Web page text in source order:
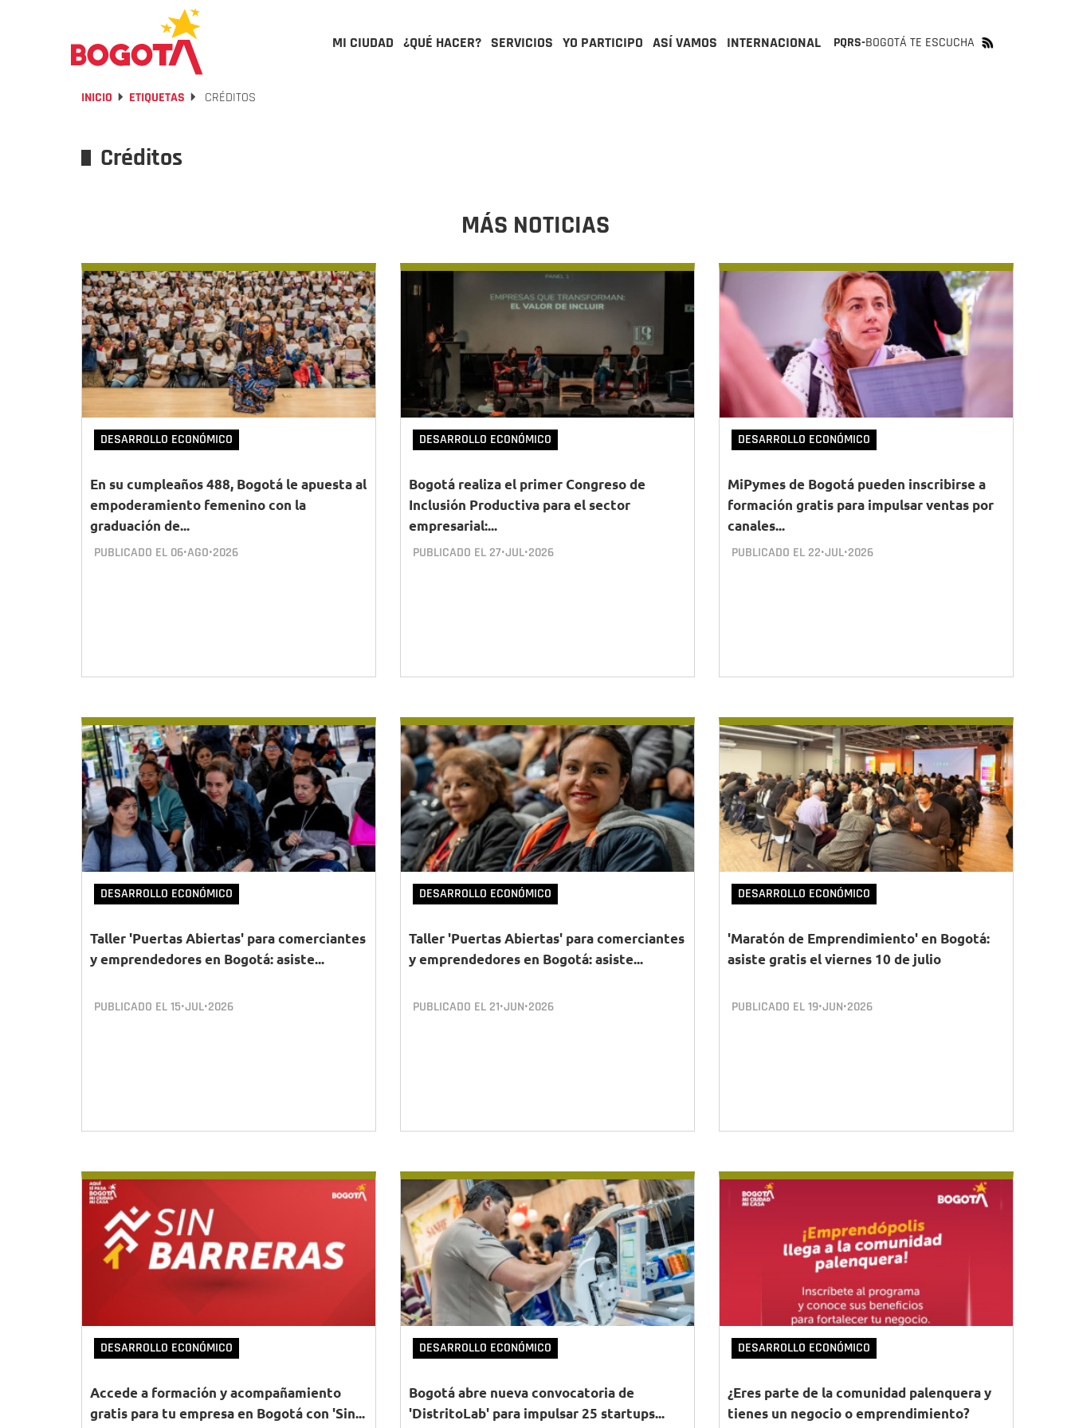
MI CIUDAD ¿QUÉ HACER? SERVICIOS YO PARTICIPO ASÍ VAMOS INTERNACIONAL PQRS-BOGOTÁ TE ESCUCHA
INICIO ETIQUETAS CRÉDITOS
Créditos
MÁS NOTICIAS
DESARROLLO ECONÓMICO
En su cumpleaños 488, Bogotá le apuesta al
empoderamiento femenino con la
graduación de...
PUBLICADO EL 06•AGO•2026
DESARROLLO ECONÓMICO
Bogotá realiza el primer Congreso de
Inclusión Productiva para el sector
empresarial:...
PUBLICADO EL 27•JUL•2026
DESARROLLO ECONÓMICO
MiPymes de Bogotá pueden inscribirse a
formación gratis para impulsar ventas por
canales...
PUBLICADO EL 22•JUL•2026
DESARROLLO ECONÓMICO
Taller 'Puertas Abiertas' para comerciantes
y emprendedores en Bogotá: asiste...
PUBLICADO EL15•JUL•2026
DESARROLLO ECONÓMICO
Taller 'Puertas Abiertas' para comerciantes
y emprendedores en Bogotá: asiste...
PUBLICADO EL 21•JUN•2026
DESARROLLO ECONÓMICO
'Maratón de Emprendimiento' en Bogotá:
asiste gratis el viernes 10 de julio
PUBLICADO EL19•JUN•2026
DESARROLLO ECONÓMICO
Accede a formación y acompañamiento
gratis para tu empresa en Bogotá con 'Sin...
DESARROLLO ECONÓMICO
Bogotá abre nueva convocatoria de
'DistritoLab' para impulsar 25 startups...
DESARROLLO ECONÓMICO
¿Eres parte de la comunidad palenquera y
tienes un negocio o emprendimiento?